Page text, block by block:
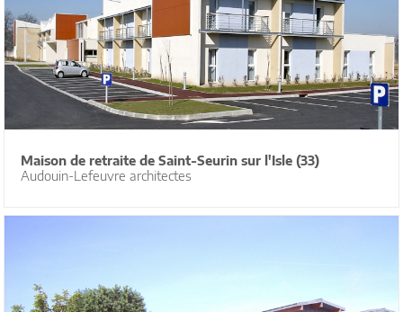
Maison de retraite de Saint-Seurin sur l'Isle (33)
Audouin-Lefeuvre architectes